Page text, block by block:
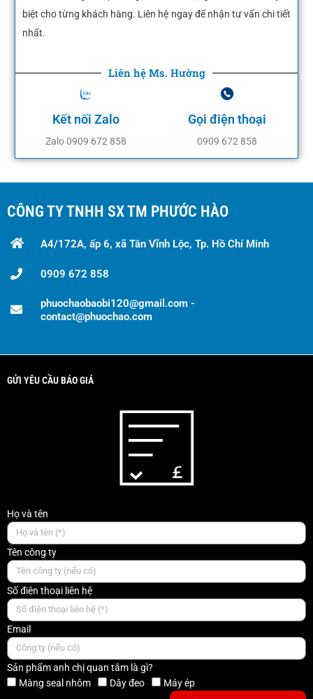
biệt cho từng khách hàng. Liên hệ ngay để nhận tư vấn chi tiết
nhất.
Liên hệ Ms. Hường
Kết nối Zalo
Zalo 0909 672 858
Gọi điện thoại
0909 672 858
CÔNG TY TNHH SX TM PHƯỚC HÀO
A4/172A, ấp 6, xã Tân Vĩnh Lộc, Tp. Hồ Chí Minh
0909 672 858
phuochaobaobi120@gmail.com -
contact@phuochao.com
GỬI YÊU CẦU BÁO GIÁ
Họ và tên
Tên công ty
Số điện thoại liên hệ
Email
Sản phẩm anh chị quan tâm là gì?
Màng seal nhôm
Dây đeo Máy ép